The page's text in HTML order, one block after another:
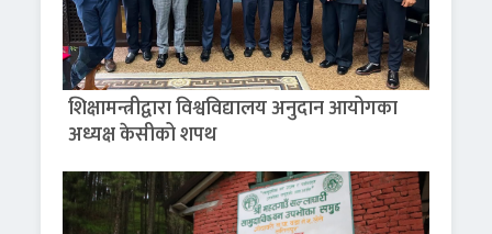
शिक्षामन्त्रीद्वारा विश्वविद्यालय अनुदान आयोगका
अध्यक्ष केसीको शपथ